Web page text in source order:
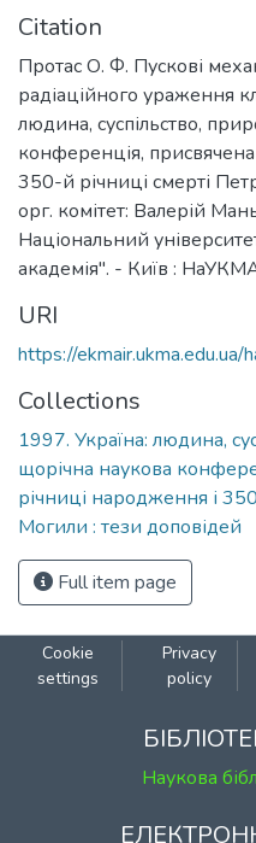
Citation
Протас О. Ф. Пускові
радіаційного ураження
людина, суспільство,
конференція,
350-й річниці смерті
орг. комітет: Валерій
Національний
академія". - Київ :
URI
https://
Collections
1997. Україна: людина,
щорічна наукова
річниці народження і
Могили : тези доповідей
Full item page
Cookie
settings
Privacy
policy
Наукова